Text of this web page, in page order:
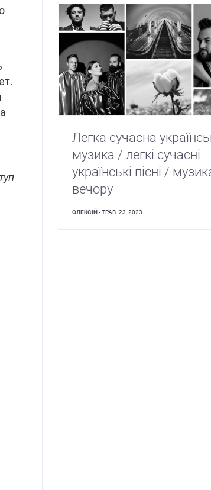
Легка сучасна
музика / легкі сучасні
українські пісні /
вечору
ОЛЕКСІЙ - ТРАВ. 23, 2023